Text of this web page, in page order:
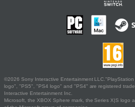
©2026 Sony Interactive Entertainment
logo", "PS5", "PS4 logo" and "PS4" are registered
Interactive Entertainment Inc.
Microsoft, the XBOX Sphere mark, the Series X|S logo